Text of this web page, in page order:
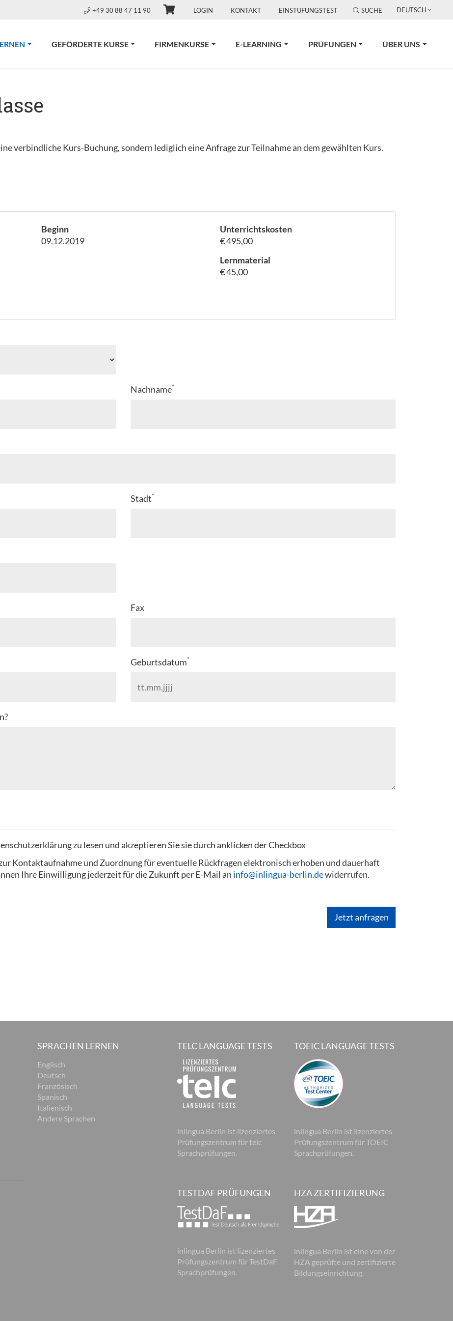
+49 30 88 47 11 90 LOGIN KONTAKT EINSTUFUNGSTEST SUCHE DEUTSCH
(CURRENT)GEFÖRDERTE KURSE FIRMENKURSE E-LEARNING PRÜFUNGEN ÜBER UNS
verbindliche Kurs-Buchung, sondern lediglich eine Anfrage zur Teilnahme an dem gewählten Kurs.
Beginn
09.12.2019
Unterrichtskosten
€ 495,00
Lernmaterial
€ 45,00
Nachname*
Stadt*
Fax
Geburtsdatum*
zu lesen und akzeptieren Sie sie durch anklicken der Checkbox
Kontaktaufnahme und Zuordnung für eventuelle Rückfragen elektronisch erhoben und dauerhaft
Ihre Einwilligung jederzeit für die Zukunft per E-Mail an info@inlingua-berlin.dewiderrufen.
SPRACHEN LERNEN
Englisch
Deutsch
Französisch
Spanisch
Italienisch
Andere Sprachen
TELC LANGUAGE TESTS
inlingua Berlin ist lizenziertes
Prüfungszentrum für telc
Sprachprüfungen.
TESTDAF PRÜFUNGEN
inlingua Berlin ist lizenziertes
Prüfungszentrum für TestDaF
Sprachprüfungen.
TOEIC LANGUAGE TESTS
inlingua Berlin ist lizenziertes
Prüfungszentrum für TOEIC
Sprachprüfungen.
HZA ZERTIFIZIERUNG
inlingua Berlin ist eine von der
HZA geprüfte und zertifizierte
Bildungseinrichtung.